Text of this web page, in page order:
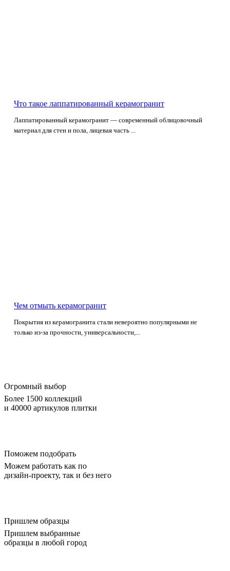
Что такое лаппатированный керамогранит
Лаппатированный керамогранит — современный облицовочный
материал для стен и пола, лицевая часть ...
Чем отмыть керамогранит
Покрытия из керамогранита стали невероятно популярными не
только из-за прочности, универсальности,...
Огромный выбор
Более 1500 коллекций
и 40000 артикулов плитки
Поможем подобрать
Можем работать как по
дизайн-проекту, так и без него
Пришлем образцы
Пришлем выбранные
образцы в любой город